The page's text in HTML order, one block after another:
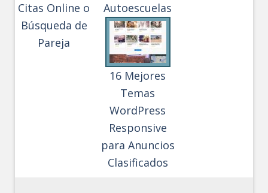
Citas Online o
Búsqueda de
Pareja
Autoescuelas
16 Mejores
Temas
WordPress
Responsive
para Anuncios
Clasificados